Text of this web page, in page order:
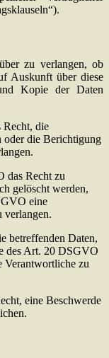
zu verlangen, ob
Auskunft über diese
Kopie der Daten
Recht, die
oder die Berichtigung
das Recht zu
gelöscht werden,
eine
verlangen.
betreffenden Daten,
des Art. 20 DSGVO
Verantwortliche zu
eine Beschwerde